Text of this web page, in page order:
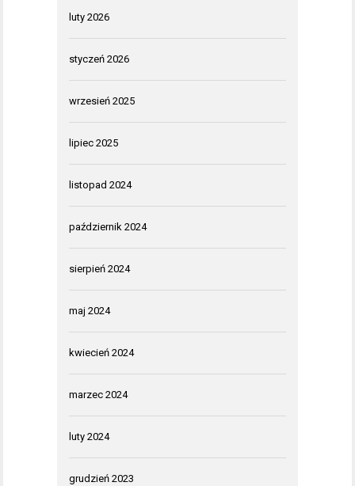
luty 2026
styczeń 2026
wrzesień 2025
lipiec 2025
listopad 2024
październik 2024
sierpień 2024
maj 2024
kwiecień 2024
marzec 2024
luty 2024
grudzień 2023